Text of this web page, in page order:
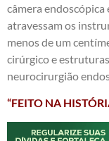
câmera
atravessam os
menos de um
cirúrgico e
neurocirurgião
“FEITO NA